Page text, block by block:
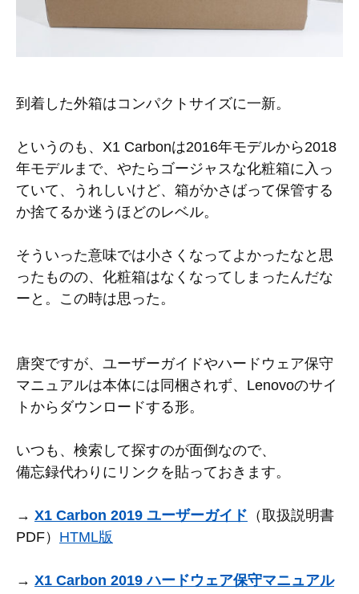
到着した外箱はコンパクトサイズに一新。
というのも、X1 Carbonは2016年モデルから2018
年モデルまで、やたらゴージャスな化粧箱に入っ
ていて、うれしいけど、箱がかさばって保管する
か捨てるか迷うほどのレベル。
そういった意味では小さくなってよかったなと思
ったものの、化粧箱はなくなってしまったんだな
ーと。この時は思った。
唐突ですが、ユーザーガイドやハードウェア保守
マニュアルは本体には同梱されず、Lenovoのサイ
トからダウンロードする形。
いつも、検索して探すのが面倒なので、
備忘録代わりにリンクを貼っておきます。
→ X1 Carbon 2019 ユーザーガイド （取扱説明書
PDF） HTML版
→ X1 Carbon 2019 ハードウェア保守マニュアル